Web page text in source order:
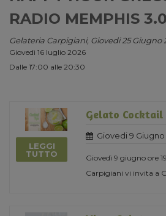
RADIO MEMPHIS
Gelateria Carpigiani, Giovedi 25 Giugno
Giovedì 16 luglio 2026
Dalle 17:00 alle 20:30
LEGGI
TUTTO
Gelato
Giovedi 9 Giugno
Giovedì 9 giugno ore
Carpigiani vi invita a